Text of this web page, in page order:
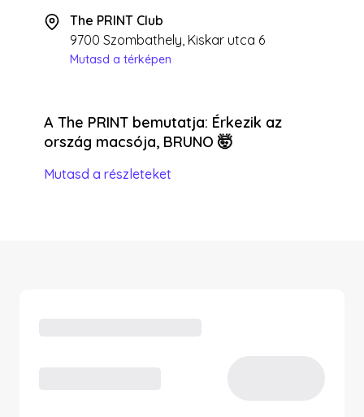
The PRINT Club
9700 Szombathely, Kiskar utca 6
Mutasd a térképen
A The PRINT bemutatja: Érkezik az
ország macsója, BRUNO 🤯
Mutasd a részleteket